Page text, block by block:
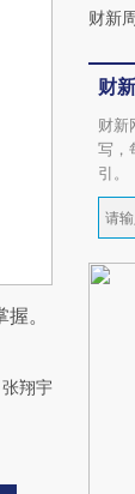
。
翔宇
财新
财
财新
写，
引。